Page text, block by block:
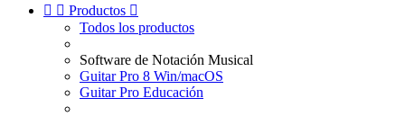
  Productos 
Todos los productos
Software de Notación Musical
Guitar Pro 8 Win/macOS
Guitar Pro Educación